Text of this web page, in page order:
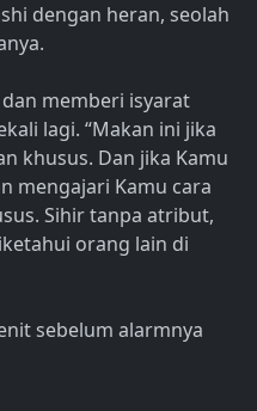
dengan heran, seolah
memberi isyarat
lagi. “Makan ini jika
khusus. Dan jika Kamu
mengajari Kamu cara
Sihir tanpa atribut,
orang lain di
sebelum alarmnya